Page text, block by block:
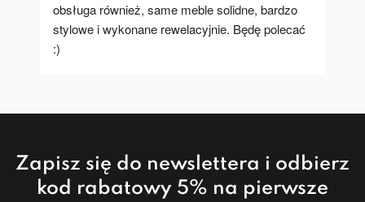
obsługa również, same meble solidne, bardzo
stylowe i wykonane rewelacyjnie. Będę polecać
:)
Zapisz się do newslettera i odbierz
kod rabatowy 5% na pierwsze